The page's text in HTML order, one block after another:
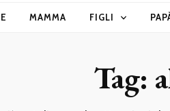
MAMMA FIGLI
Tag: